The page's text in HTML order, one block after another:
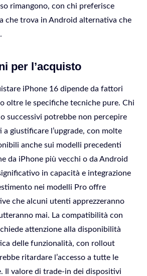
rimangono, con chi preferisce
che trova in Android alternativa che
per l’acquisto
iPhone 16 dipende da fattori
oltre le specifiche tecniche pure. Chi
successivi potrebbe non percepire
giustificare l’upgrade, con molte
anche sui modelli precedenti
da iPhone più vecchi o da Android
in capacità e integrazione
nei modelli Pro offre
che alcuni utenti apprezzeranno
mai. La compatibilità con
attenzione alla disponibilità
delle funzionalità, con rollout
ritardare l’accesso a tutte le
Il valore di trade-in dei dispositivi